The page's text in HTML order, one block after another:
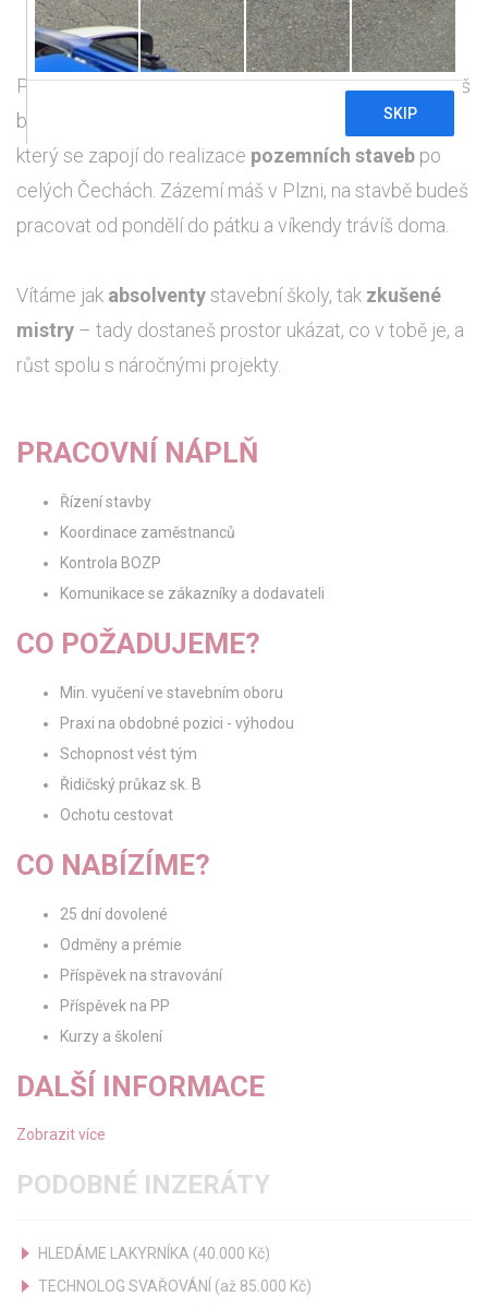
Pozemní stavby rostou všude kolem nás – a ty můžeš
být tím, kdo jim dá tvář! Hledáme
stavebního mistra
který se zapojí do realizace pozemních staveb po
celých Čechách. Zázemí máš v Plzni, na stavbě budeš
pracovat od pondělí do pátku a víkendy trávíš doma.
Vítáme jak absolventystavební školy, tak zkušené
mistry – tady dostaneš prostor ukázat, co v tobě je, a
růst spolu s náročnými projekty.
PRACOVNÍ NÁPLŇ
Řízení stavby
Koordinace zaměstnanců
Kontrola BOZP
Komunikace se zákazníky a dodavateli
CO POŽADUJEME?
Min. vyučení ve stavebním oboru
Praxi na obdobné pozici - výhodou
Schopnost vést tým
Řidičský průkaz sk. B
Ochotu cestovat
CO NABÍZÍME?
25 dní dovolené
Odměny a prémie
Příspěvek na stravování
Příspěvek na PP
Kurzy a školení
DALŠÍ INFORMACE
Zobrazit více
PODOBNÉ INZERÁTY
HLEDÁME LAKYRNÍKA (40.000 Kč)
TECHNOLOG SVAŘOVÁNÍ (až 85.000 Kč)